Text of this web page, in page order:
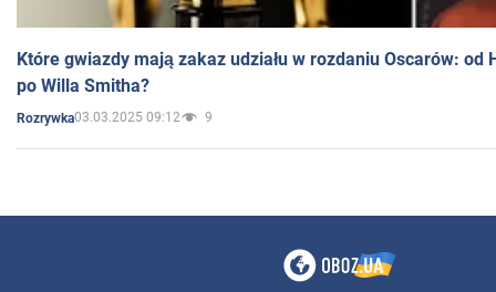
Które gwiazdy mają zakaz udziału w rozdaniu Oscarów: od
po Willa Smitha?
Rozrywka03.03.2025 09:12 9